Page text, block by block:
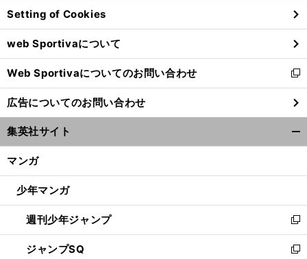
ド
ウ
で
開
く
Setting of Cookies
web Sportivaについて
Web Sportivaについてのお問い合わせ
新
し
い
ウ
ィ
ン
ウ
開
く
広告についてのお問い合わせ
集英社サイト
マンガ
少年マンガ
週刊少年ジャンプ
新
し
い
ジャンプSQ
新